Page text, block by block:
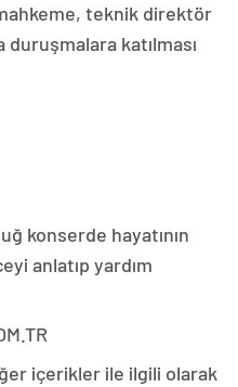
teknik direktör
duruşmalara katılması
konserde hayatının
anlatıp yardım
içerikler ile ilgili olarak